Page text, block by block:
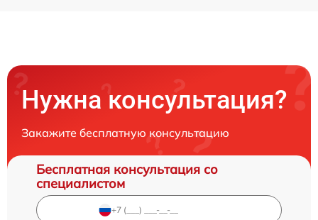
Нужна консультация?
Закажите бесплатную консультацию
Бесплатная консультация со
специалистом